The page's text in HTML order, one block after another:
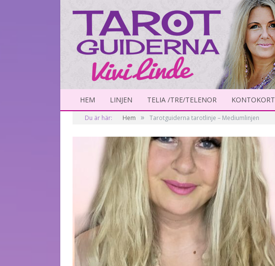
HEM LINJEN TELIA /TRE/TELENOR KONTOKORT
Du är här: Hem » Tarotguiderna tarotlinje – Mediumlinjen